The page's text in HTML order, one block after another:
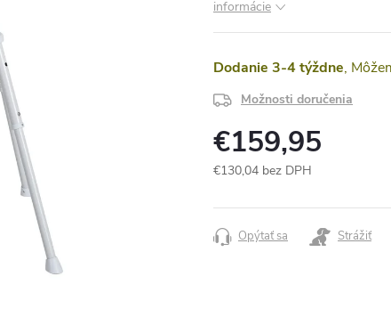
informácie
Dodanie 3-4 týždne
Možnosti doručenia
€159,95
€130,04 bez DPH
cena:
Opýtať sa Strážiť